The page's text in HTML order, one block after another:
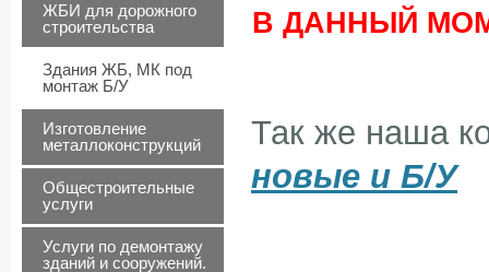
ЖБИ для дорожного
строительства
Здания ЖБ, МК под
монтаж Б/У
Изготовление
металлоконструкций
Общестроительные
услуги
Услуги по демонтажу
зданий и сооружений.
В ДАННЫЙ
Так же наша
новые и Б/У